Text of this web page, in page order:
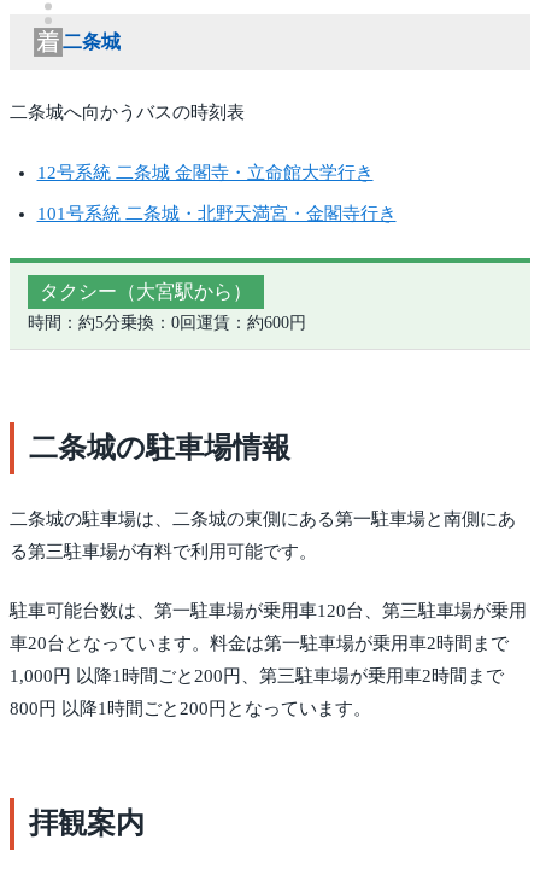
二条城
二条城へ向かうバスの時刻表
12号系統 二条城 金閣寺・立命館大学行き
101号系統 二条城・北野天満宮・金閣寺行き
タクシー（大宮駅から）
時間：約5分乗換：0回 運賃：約600円
二条城の駐車場情報
二条城の駐車場は、二条城の東側にある第一駐車場と南側にあ
る第三駐車場が有料で利用可能です。
駐車可能台数は、第一駐車場が乗用車120台、第三駐車場が乗用
車20台となっています。料金は第一駐車場が乗用車2時間まで
1,000円 以降1時間ごと200円、第三駐車場が乗用車2時間まで
800円 以降1時間ごと200円となっています。
拝観案内